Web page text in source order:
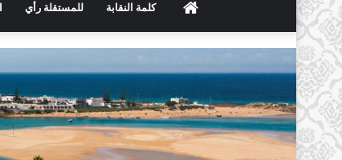
الرئيسيةكلمة النقابة للمستقلة رأي